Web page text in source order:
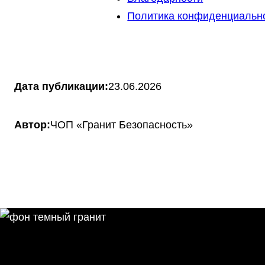
Политика
Дата публикации:23.06.2026
Автор:ЧОП «Гранит Безопасность»